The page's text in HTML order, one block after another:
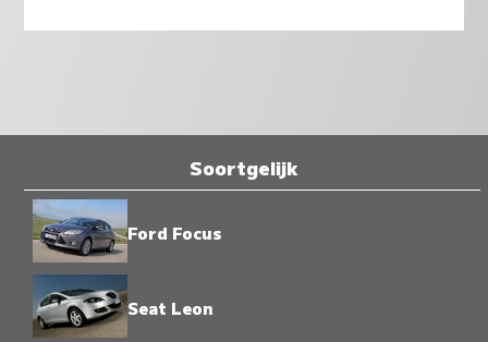
Soortgelijk
Ford Focus
Seat Leon